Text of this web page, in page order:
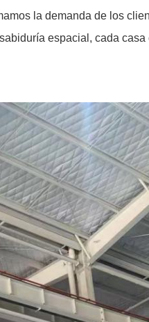
la demanda de los
espacial, cada